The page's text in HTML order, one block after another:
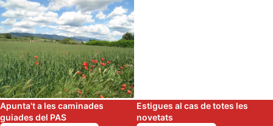
Apunta't a les caminades
guiades del PAS
Estigues al cas de totes les
novetats